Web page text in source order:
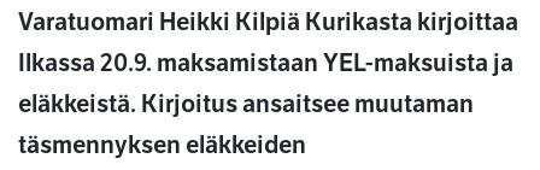
Varatuomari Heikki Kilpiä Kurikasta kirjoittaa
Ilkassa 20.9. maksamistaan YEL-maksuista ja
eläkkeistä. Kirjoitus ansaitsee muutaman
täsmennyksen eläkkeiden